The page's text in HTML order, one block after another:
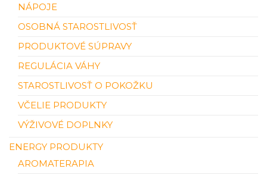
NÁPOJE
OSOBNÁ STAROSTLIVOSŤ
PRODUKTOVÉ SÚPRAVY
REGULÁCIA VÁHY
STAROSTLIVOSŤ O POKOŽKU
VČELIE PRODUKTY
VÝŽIVOVÉ DOPLNKY
ENERGY PRODUKTY
AROMATERAPIA